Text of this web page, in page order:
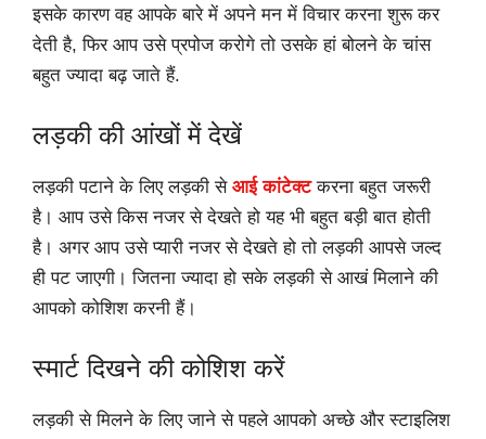
इसके कारण वह आपके बारे में अपने मन में विचार करना शुरू कर
देती है, फिर आप उसे प्रपोज करोगे तो उसके हां बोलने के चांस
बहुत ज्यादा बढ़ जाते हैं.
लड़की की आंखों में देखें
लड़की पटाने के लिए लड़की से आई कांटेक्टकरना बहुत जरूरी
है। आप उसे किस नजर से देखते हो यह भी बहुत बड़ी बात होती
है। अगर आप उसे प्यारी नजर से देखते हो तो लड़की आपसे जल्द
ही पट जाएगी। जितना ज्यादा हो सके लड़की से आखं मिलाने की
आपको कोशिश करनी हैं।
स्मार्ट दिखने की कोशिश करें
लड़की से मिलने के लिए जाने से पहले आपको अच्छे और स्टाइलिश